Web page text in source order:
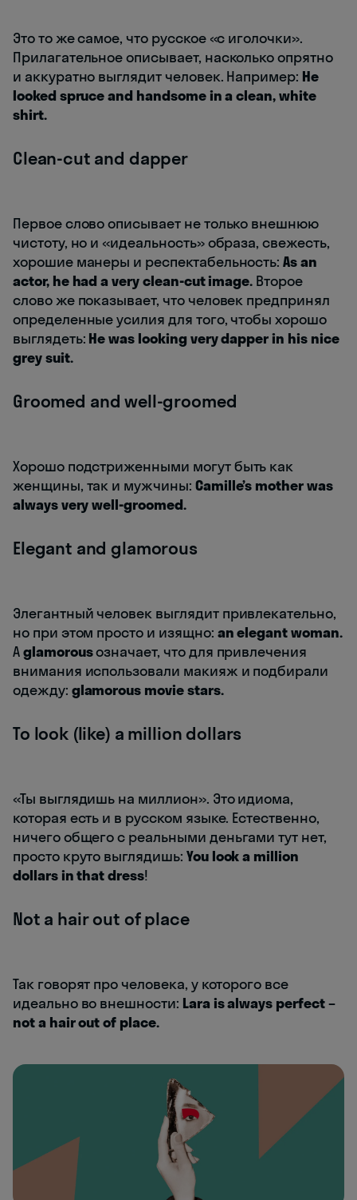
Это то же самое, что русское «с иголочки».
Прилагательное описывает, насколько опрятно
и аккуратно выглядит человек. Например: He
looked spruce and handsome in a clean, white
shirt.
Clean-cut and dapper
Первое слово описывает не только внешнюю
чистоту, но и «идеальность» образа, свежесть,
хорошие манеры и респектабельность:As an
actor, he had a very clean-cut image. Второе
слово же показывает, что человек предпринял
определенные усилия для того, чтобы хорошо
выглядеть: He was looking very dapper in his nice
grey suit.
Groomed and well-groomed
Хорошо подстриженными могут быть как
женщины, так и мужчины: Camille’s mother was
always very well-groomed.
Elegant and glamorous
Элегантный человек выглядит привлекательно,
но при этом просто и изящно: an elegant woman.
Аglamorousозначает, что для привлечения
внимания использовали макияж и подбирали
одежду: glamorous movie stars.
To look (like) a million dollars
«Ты выглядишь на миллион». Это идиома,
которая есть и в русском языке. Естественно,
ничего общего с реальными деньгами тут нет,
просто круто выглядишь: You look a million
dollars in that dress!
Not a hair out of place
Так говорят про человека, у которого все
идеально во внешности: Lara is always perfect –
not a hair out of place.